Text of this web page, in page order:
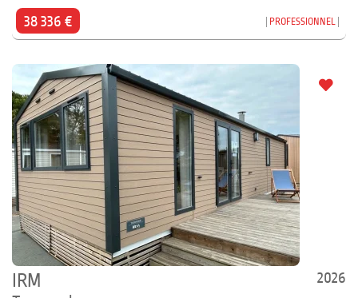
38 336 € PROFESSIONNEL
2026
IRM